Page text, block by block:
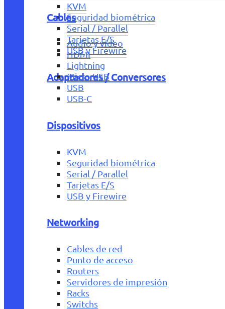
KVM
Seguridad biométrica
Serial / Parallel
Tarjetas E/S
USB y Firewire
Adaptadores / Conversores
Cables
Audio y vídeo
HDMI
Lightning
Micro USB
USB
USB-C
Dispositivos
KVM
Seguridad biométrica
Serial / Parallel
Tarjetas E/S
USB y Firewire
Networking
Cables de red
Punto de acceso
Routers
Servidores de impresión
Racks
Switchs